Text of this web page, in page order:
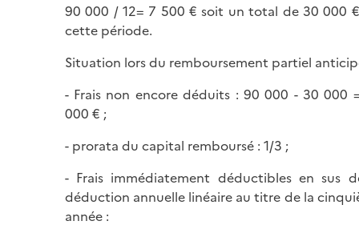
90 000 / 12= 7 500 € soit un total de 30 000
cette période.
Situation lors du remboursement partiel
- Frais non encore déduits : 90 000 - 30 000
000 € ;
- prorata du capital remboursé : 1/3 ;
- Frais immédiatement déductibles en sus
déduction annuelle linéaire au titre de la
année :